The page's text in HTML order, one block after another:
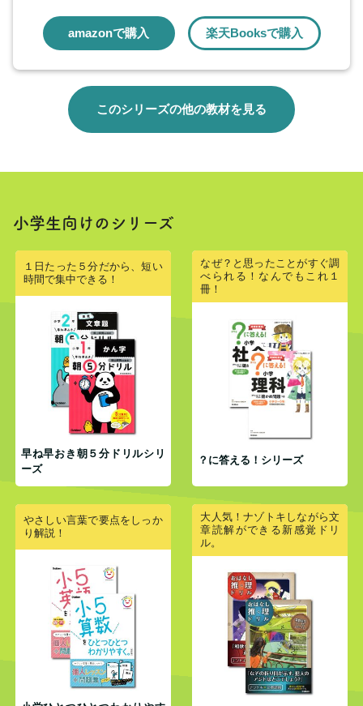
45 大分県 おんせんが，いっぱい！
47 鹿児島県 おやつにも，さつまいも
48 沖縄県 うつくしい海と，シーサー
答えとアドバイス
amazonで購入 楽天Booksで購入
このシリーズの他の教材を見る
小学生向けのシリーズ
１日たった５分だから、短い
時間で集中できる！
早ね早おき朝５分ドリルシリ
ーズ
なぜ？と思ったことがすぐ調
べられる！なんでもこれ１
冊！
？に答える！シリーズ
やさしい言葉で要点をしっか
り解説！
大人気！ナゾトキしながら文
章読解ができる新感覚ドリ
ル。